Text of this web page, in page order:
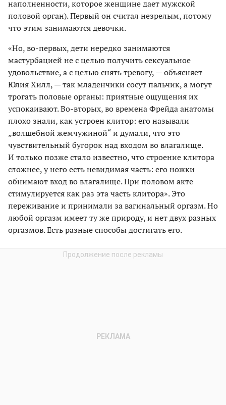
наполненности, которое женщине дает мужской
половой орган). Первый он считал незрелым, потому
что этим занимаются девочки.
«Но, во-первых, дети нередко занимаются
мастурбацией не с целью получить сексуальное
удовольствие, а с целью снять тревогу, — объясняет
Юлия Хилл, — так младенчики сосут пальчик, а могут
трогать половые органы: приятные ощущения их
успокаивают. Во-вторых, во времена Фрейда анатомы
плохо знали, как устроен клитор: его называли
„волшебной жемчужиной“ и думали, что это
чувствительный бугорок над входом во влагалище.
И только позже стало известно, что строение клитора
сложнее, у него есть невидимая часть: его ножки
обнимают вход во влагалище. При половом акте
стимулируется как раз эта часть клитора». Это
переживание и принимали за вагинальный оргазм. Но
любой оргазм имеет ту же природу, и нет двух разных
оргазмов. Есть разные способы достигать его.